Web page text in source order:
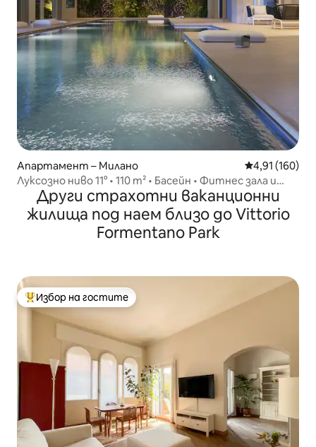
Апартамент – Милано Средна
4,91 (160)
Луксозно ниво 11° • 110 m² • Басейн • Фитнес зала и
паркинг
Други страхотни ваканционни
жилища под наем близо до Vittorio
Formentano Park
Най-популярен избор на гостите
Избор на гостите